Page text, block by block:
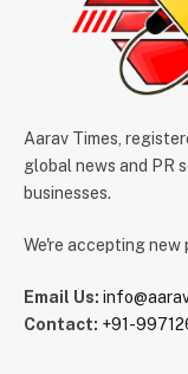
Aarav Times,
global news and PR
businesses.
We're accepting new
Email Us:
Contact: +91-